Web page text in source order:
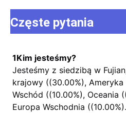
Częste pytania
1Kim jesteśmy?
Jesteśmy z siedzibą w
krajowy ((30.00%), Ameryka
Wschód ((10.00%), Oceania
Europa Wschodnia ((10.00%).